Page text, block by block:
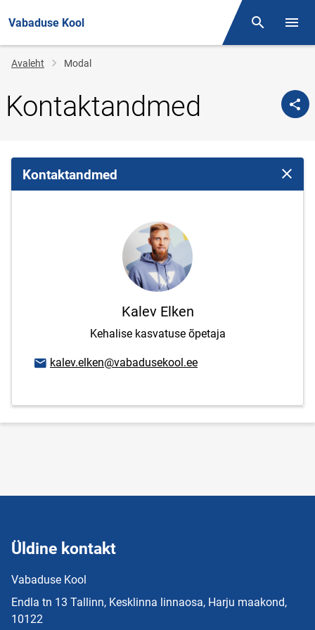
Vabaduse Kool Otsing
Jälglink
Avaleht Modal
Kontaktandmed
Kontaktandmed Sulge
Kalev Elken
Kehalise kasvatuse õpetaja
E-posti aadress
kalev.elken@vabadusekool.ee
Üldine kontakt
Vabaduse Kool
Endla tn 13 Tallinn, Kesklinna linnaosa, Harju maakond,
10122